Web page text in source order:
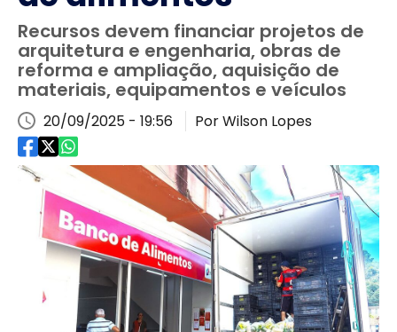
Recursos devem financiar projetos de
arquitetura e engenharia, obras de
reforma e ampliação, aquisição de
materiais, equipamentos e veículos
20/09/2025 - 19:56 Por Wilson Lopes